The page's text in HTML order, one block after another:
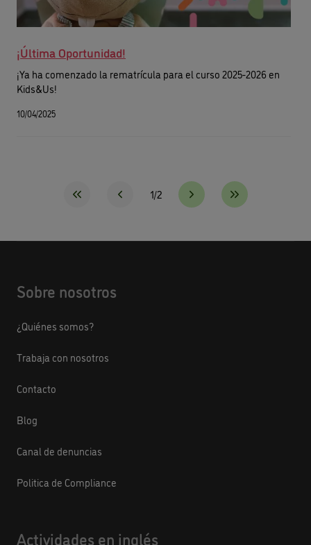
¡Última Oportunidad!
¡Ya ha comenzado la rematrícula para el curso 2025-2026 en
Kids&Us!
10/04/2025
1/2
Sobre nosotros
¿Quiénes somos?
Trabaja con nosotros
Contacto
Blog
Canal de denuncias
Politica de Compliance
Actividades en inglés